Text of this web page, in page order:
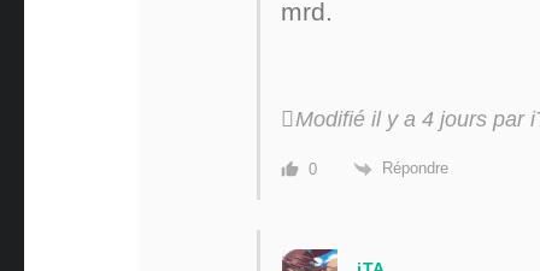
mrd.
Modifié il y a 4 jours par
0 Répondre